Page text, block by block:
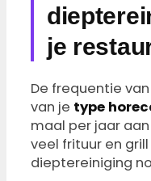
je
De frequentie
van je type
maal per jaar
veel frituur en
dieptereiniging